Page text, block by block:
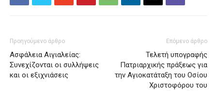
Προηγούμενο άρθρο
Ασφάλεια Αιγιαλείας:
Συνεχίζονται οι συλλήψεις
και οι εξιχνιάσεις
Επόμενο άρθρο
Τελετή υπογραφής
Πατριαρχικής πράξεως για
την Αγιοκατάταξη του Οσίου
Χριστοφόρου του